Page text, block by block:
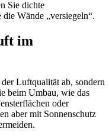
Sie dichte
Wände „versiegeln“.
im
Luftqualität ab, sondern
beim Umbau, wie das
oder
aber mit Sonnenschutz